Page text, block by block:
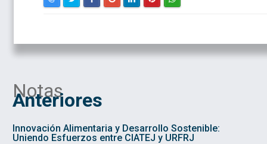
Notas
Anteriores
Innovación Alimentaria y Desarrollo Sostenible:
Uniendo Esfuerzos entre CIATEJ y URFRJ